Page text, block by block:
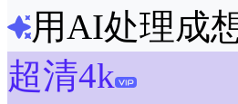
用AI处理成
超清4k